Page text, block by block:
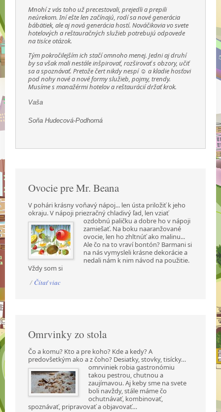
Mnohí z vás toho už precestovali, prejedli a prepili
neúrekom. Iní ešte len začínajú, rodí sa nové generácia
bábätiek, ale aj nová generácia hostí. Nováčikovia vo svete
hotelových a reštauračných služieb potrebujú odpovede
na tisíce otázok.
Tým pokročilejším ich stačí omnoho menej. Jedni aj druhí
by sa však mali nestále inšpirovať, rozširovať s obzory, učiť
sa a spoznávať. Pretože čert nikdy nespí ☺ a kladie hosťovi
pod nohy nové a nové formy služieb, pojmy, trendy.
Musíme s manažérmi hotelov a reštaurácií držať krok.
Vaša
Soňa Hudecová-Podhorná
Ovocie pre Mr. Beana
V pohári krásny voňavý nápoj... len ústa priložiť k jeho
okraju. V nápoji priezračný chladivý ľad, len vziať
ozdobnú paličku a dobre ho v nápoji
zamiešať. Na boku naaranžované
ovocie, len ho zhltnúť ako malinu...
Ale čo na to vraví bontón? Barmani si
na nás vymysleli krásne dekorácie a
nedali nám k nim návod na použitie.
Vždy som si
/ Čítať viac
Omrvinky zo stola
Čo a komu? Kto a pre koho? Kde a kedy? A
predovšetkým ako a z čoho? Desiatky, stovky,tisícky…
omrviniek robia gastronómiu
takou pestrou, chutnou a
zaujímavou. Aj keby sme na svete
boli navždy, stále máme čo
ochutnávať, kombinovať,
spoznávať, pripravovať a objavovať…